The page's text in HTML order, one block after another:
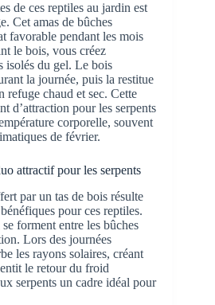
de ces reptiles au jardin est
Cet amas de bûches
favorable pendant les mois
le bois, vous créez
isolés du gel. Le bois
la journée, puis la restitue
refuge chaud et sec. Cette
d’attraction pour les serpents
corporelle, souvent
de février.
attractif pour les serpents
par un tas de bois résulte
pour ces reptiles.
forment entre les bûches
Lors des journées
les rayons solaires, créant
le retour du froid
serpents un cadre idéal pour